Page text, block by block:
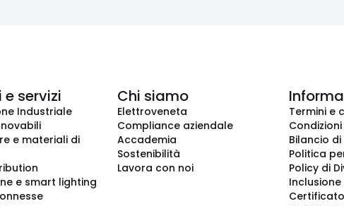
servizi
Industriale
e materiali di
e smart lighting
Chi siamo
Elettroveneta
Compliance aziendale
Accademia
Sostenibilità
Lavora con noi
Termini e
Bilancio
Politica
Policy di
Inclusione